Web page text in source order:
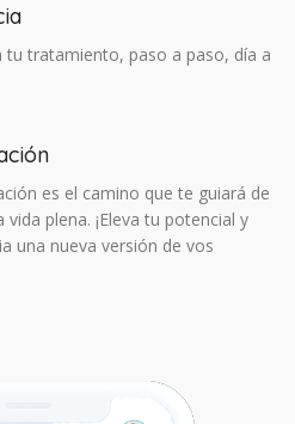
tu tratamiento, paso a paso, día a
es el camino que te guiará de
vida plena. ¡Eleva tu potencial y
una nueva versión de vos